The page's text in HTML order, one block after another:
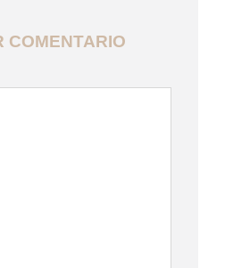
COMENTARIO